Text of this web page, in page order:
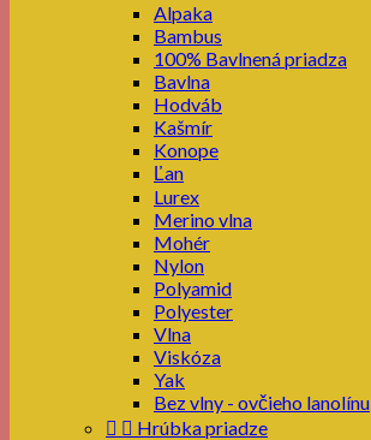
Alpaka
Bambus
100% Bavlnená priadza
Bavlna
Hodváb
Kašmír
Konope
Ľan
Lurex
Merino vlna
Mohér
Nylon
Polyamid
Polyester
Vlna
Viskóza
Yak
Bez vlny - ovčieho lanolínu
  Hrúbka priadze